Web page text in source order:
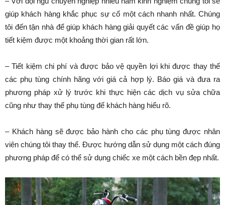
giúp khách hàng khắc phục sự cố một cách nhanh nhất. Chúng
tôi đến tận nhà để giúp khách hàng giải quyết các vấn đề giúp họ
tiết kiệm được một khoảng thời gian rất lớn.
– Tiết kiệm chi phí và được bảo vệ quyền lợi khi được thay thế
các phụ tùng chính hãng với giá cả hợp lý. Báo giá và đưa ra
phương pháp xử lý trước khi thực hiện các dịch vụ sửa chữa
cũng như thay thế phụ tùng để khách hàng hiểu rõ.
– Khách hàng sẽ được bảo hành cho các phụ tùng được nhân
viên chúng tôi thay thế. Được hướng dẫn sử dụng một cách đúng
phương pháp để có thể sử dụng chiếc xe một cách bền đẹp nhất.